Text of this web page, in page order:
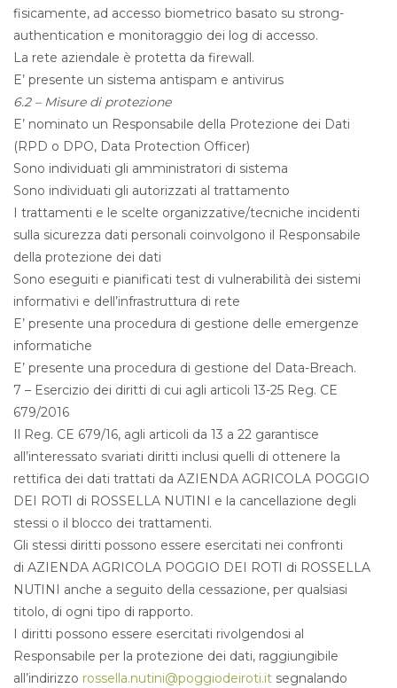
fisicamente, ad accesso biometrico basato su strong-
authentication e monitoraggio dei log di accesso.
La rete aziendale è protetta da firewall.
E’ presente un sistema antispam e antivirus
6.2 – Misure di protezione
E’ nominato un Responsabile della Protezione dei Dati
(RPD o DPO, Data Protection Officer)
Sono individuati gli amministratori di sistema
Sono individuati gli autorizzati al trattamento
I trattamenti e le scelte organizzative/tecniche incidenti
sulla sicurezza dati personali coinvolgono il Responsabile
della protezione dei dati
Sono eseguiti e pianificati test di vulnerabilità dei sistemi
informativi e dell’infrastruttura di rete
E’ presente una procedura di gestione delle emergenze
informatiche
E’ presente una procedura di gestione del Data-Breach.
7 – Esercizio dei diritti di cui agli articoli 13-25 Reg. CE
679/2016
Il Reg. CE 679/16, agli articoli da 13 a 22 garantisce
all’interessato svariati diritti inclusi quelli di ottenere la
rettifica dei dati trattati da AZIENDA AGRICOLA POGGIO
DEI ROTI di ROSSELLA NUTINI e la cancellazione degli
stessi o il blocco dei trattamenti.
Gli stessi diritti possono essere esercitati nei confronti
di AZIENDA AGRICOLA POGGIO DEI ROTI di ROSSELLA
NUTINI anche a seguito della cessazione, per qualsiasi
titolo, di ogni tipo di rapporto.
I diritti possono essere esercitati rivolgendosi al
Responsabile per la protezione dei dati, raggiungibile
all’indirizzo rossella.nutini@poggiodeiroti.it segnalando